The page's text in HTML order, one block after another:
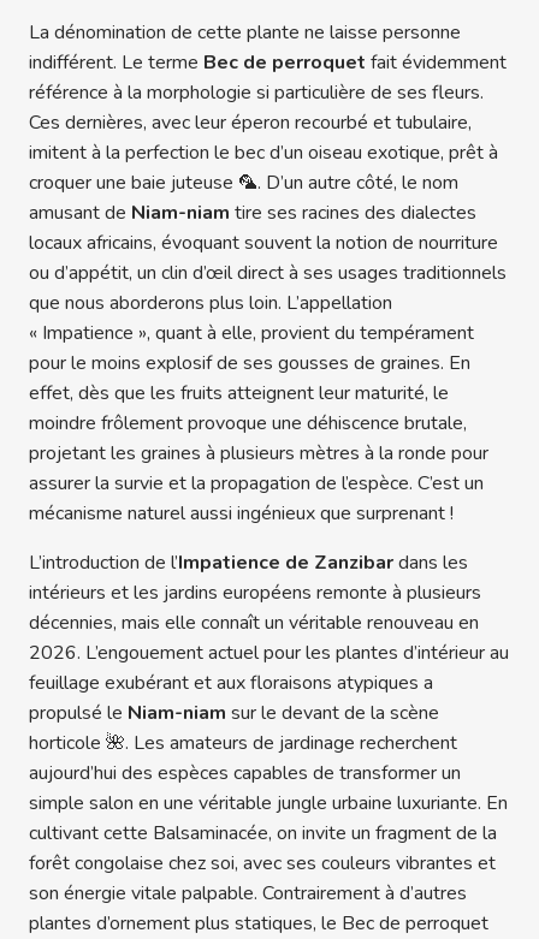
La dénomination de cette plante ne laisse personne
indifférent. Le terme Bec de perroquet fait évidemment
référence à la morphologie si particulière de ses fleurs.
Ces dernières, avec leur éperon recourbé et tubulaire,
imitent à la perfection le bec d’un oiseau exotique, prêt à
croquer une baie juteuse 🦜. D’un autre côté, le nom
amusant de Niam-niam tire ses racines des dialectes
locaux africains, évoquant souvent la notion de nourriture
ou d’appétit, un clin d’œil direct à ses usages traditionnels
que nous aborderons plus loin. L’appellation
« Impatience », quant à elle, provient du tempérament
pour le moins explosif de ses gousses de graines. En
effet, dès que les fruits atteignent leur maturité, le
moindre frôlement provoque une déhiscence brutale,
projetant les graines à plusieurs mètres à la ronde pour
assurer la survie et la propagation de l’espèce. C’est un
mécanisme naturel aussi ingénieux que surprenant !
L’introduction de l’Impatience de Zanzibardans les
intérieurs et les jardins européens remonte à plusieurs
décennies, mais elle connaît un véritable renouveau en
2026. L’engouement actuel pour les plantes d’intérieur au
feuillage exubérant et aux floraisons atypiques a
propulsé le Niam-niam sur le devant de la scène
horticole 🌺. Les amateurs de jardinage recherchent
aujourd’hui des espèces capables de transformer un
simple salon en une véritable jungle urbaine luxuriante. En
cultivant cette Balsaminacée, on invite un fragment de la
forêt congolaise chez soi, avec ses couleurs vibrantes et
son énergie vitale palpable. Contrairement à d’autres
plantes d’ornement plus statiques, le Bec de perroquet